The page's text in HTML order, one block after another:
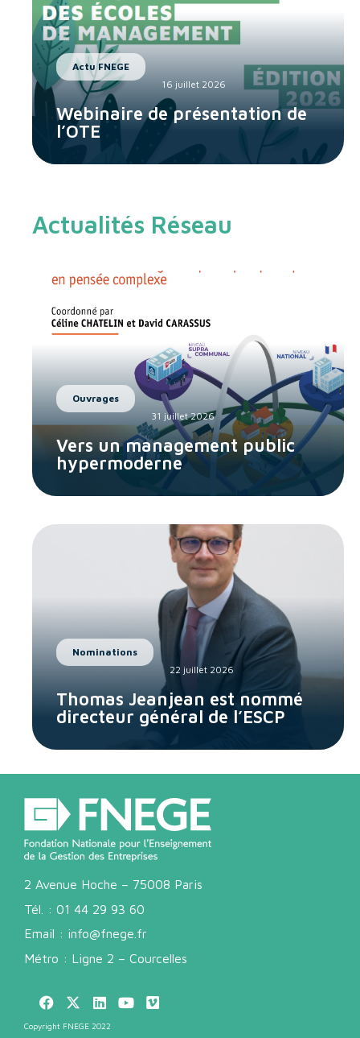
Actu FNEGE
16 juillet 2026
Webinaire de présentation de
l’OTE
Actualités Réseau
Ouvrages
31 juillet 2026
Vers un management public
hypermoderne
Nominations
22 juillet 2026
Thomas Jeanjean est nommé
directeur général de l’ESCP
2 Avenue Hoche – 75008 Paris
Tél. : 01 44 29 93 60
Email : info@fnege.fr
Métro : Ligne 2 – Courcelles
Copyright FNEGE 2022